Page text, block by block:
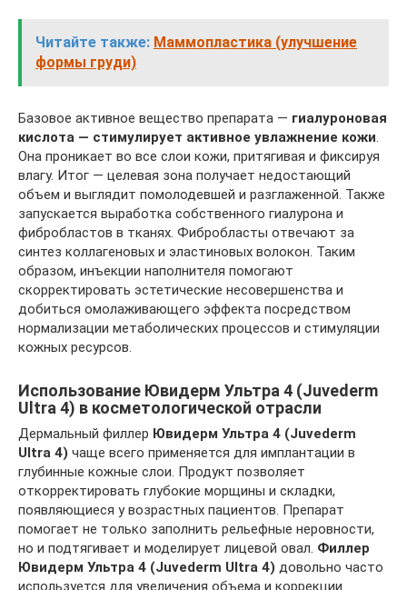
Читайте также: Маммопластика (улучшение
формы груди)
Базовое активное вещество препарата — гиалуроновая
кислота — стимулирует активное увлажнение кожи.
Она проникает во все слои кожи, притягивая и фиксируя
влагу. Итог — целевая зона получает недостающий
объем и выглядит помолодевшей и разглаженной. Также
запускается выработка собственного гиалурона и
фибробластов в тканях. Фибробласты отвечают за
синтез коллагеновых и эластиновых волокон. Таким
образом, инъекции наполнителя помогают
скорректировать эстетические несовершенства и
добиться омолаживающего эффекта посредством
нормализации метаболических процессов и стимуляции
кожных ресурсов.
Использование Ювидерм Ультра 4 (Juvederm
Ultra 4) в косметологической отрасли
Дермальный филлер Ювидерм Ультра 4 (Juvederm
Ultra 4) чаще всего применяется для имплантации в
глубинные кожные слои. Продукт позволяет
откорректировать глубокие морщины и складки,
появляющиеся у возрастных пациентов. Препарат
помогает не только заполнить рельефные неровности,
но и подтягивает и моделирует лицевой овал. Филлер
Ювидерм Ультра 4 (Juvederm Ultra 4) довольно часто
используется для увеличения объема и коррекции